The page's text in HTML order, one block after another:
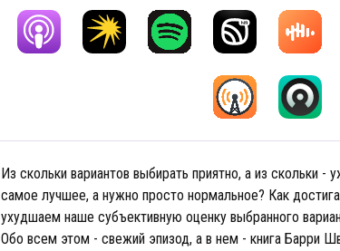
Из скольки вариантов выбирать приятно, а из скольки
самое лучшее, а нужно просто нормальное? Как
ухудшаем наше субъективную оценку выбранного
Обо всем этом - свежий эпизод, а в нем - книга Барри